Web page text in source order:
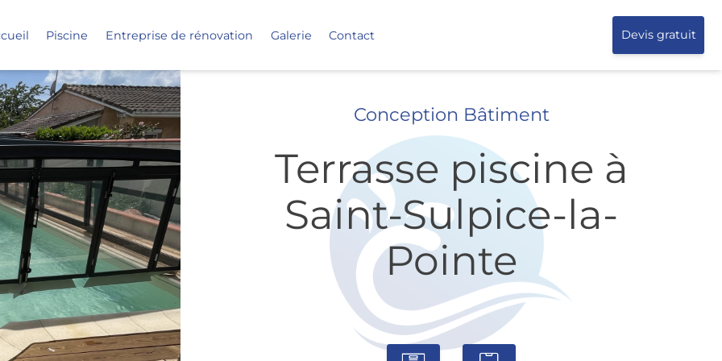
Piscine Entreprise de rénovation Galerie Contact Devis gratuit
Conception Bâtiment
Terrasse piscine à
Saint-Sulpice-la-
Pointe